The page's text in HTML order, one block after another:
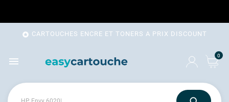
 CARTOUCHES ENCRE ET TONERS A PRIX DISCOUNT
 0